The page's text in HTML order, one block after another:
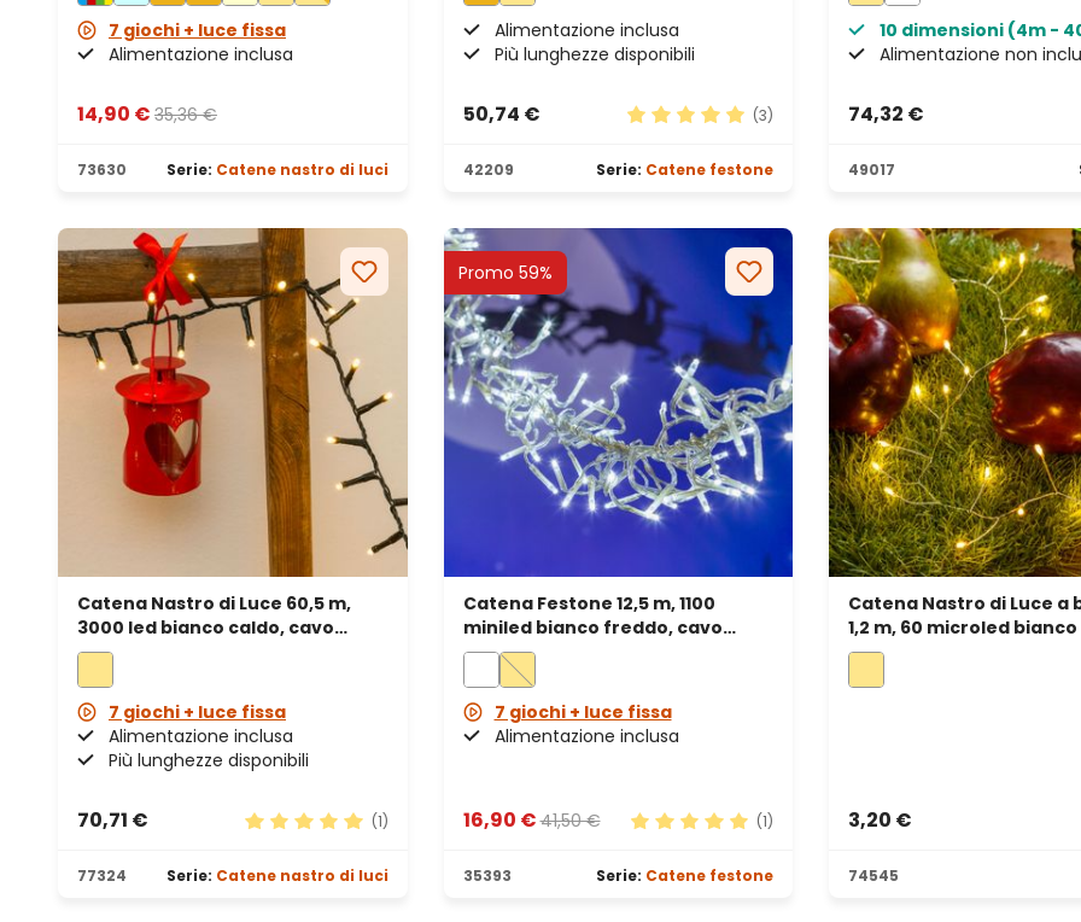
7 giochi + luce fissa
Alimentazione inclusa
14,90 € 35,36 €
73630 Serie: Catene nastro di luci
Alimentazione inclusa
Più lunghezze disponibili
50,74 €
(3)
42209 Serie: Catene festone
10 dimensioni (4m -
Alimentazione non
74,32 €
49017
Catena Nastro di Luce 60,5 m,
3000 led bianco caldo, cavo
verde
7 giochi + luce fissa
Alimentazione inclusa
Più lunghezze disponibili
70,71 €
(1)
77324 Serie: Catene nastro di luci
Promo 59%
Catena Festone 12,5 m, 1100
miniled bianco freddo, cavo
trasparente
7 giochi + luce fissa
Alimentazione inclusa
16,90 €41,50 € (1)
35393 Serie: Catene festone
Catena Nastro di Luce a
1,2 m, 60 microled
cavo metal argento
3,20 €
74545